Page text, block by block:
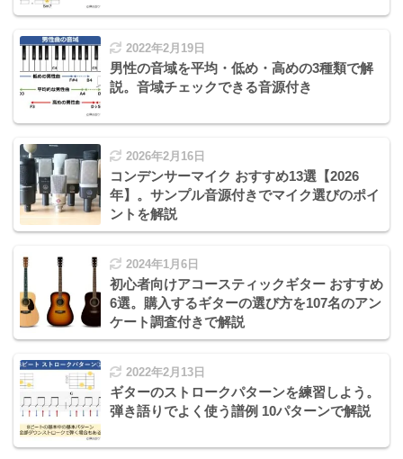
2022年2月19日
男性の音域を平均・低め・高めの3種類で解
説。音域チェックできる音源付き
2026年2月16日
コンデンサーマイク おすすめ13選【2026
年】。サンプル音源付きでマイク選びのポイ
ントを解説
2024年1月6日
初心者向けアコースティックギター おすすめ
6選。購入するギターの選び方を107名のアン
ケート調査付きで解説
2022年2月13日
ギターのストロークパターンを練習しよう。
弾き語りでよく使う譜例 10パターンで解説